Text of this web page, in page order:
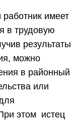
имеет
в трудовую
результаты
можно
в районный
или
этом истец